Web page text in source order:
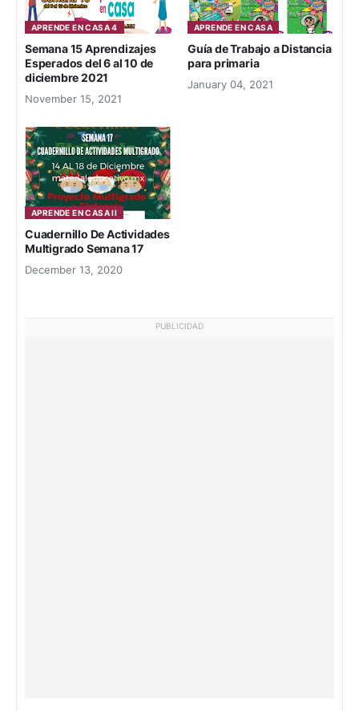
APRENDE EN CASA 4
Semana 15 Aprendizajes
Esperados del 6 al 10 de
diciembre 2021
November 15, 2021
APRENDE EN CASA
Guía de Trabajo a Distancia
para primaria
January 04, 2021
APRENDE EN CASA II
Cuadernillo De Actividades
Multigrado Semana 17
December 13, 2020
PUBLICIDAD